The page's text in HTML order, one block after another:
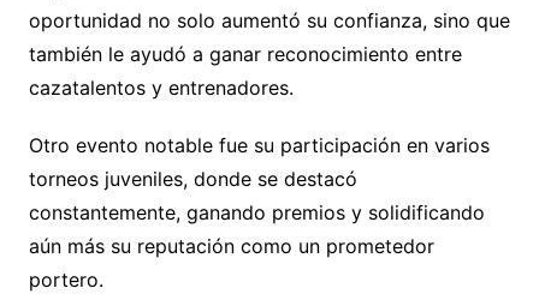
oportunidad no solo aumentó su confianza, sino que
también le ayudó a ganar reconocimiento entre
cazatalentos y entrenadores.
Otro evento notable fue su participación en varios
torneos juveniles, donde se destacó
constantemente, ganando premios y solidificando
aún más su reputación como un prometedor
portero.